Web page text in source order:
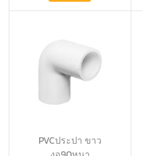
PVCประปา ขาว